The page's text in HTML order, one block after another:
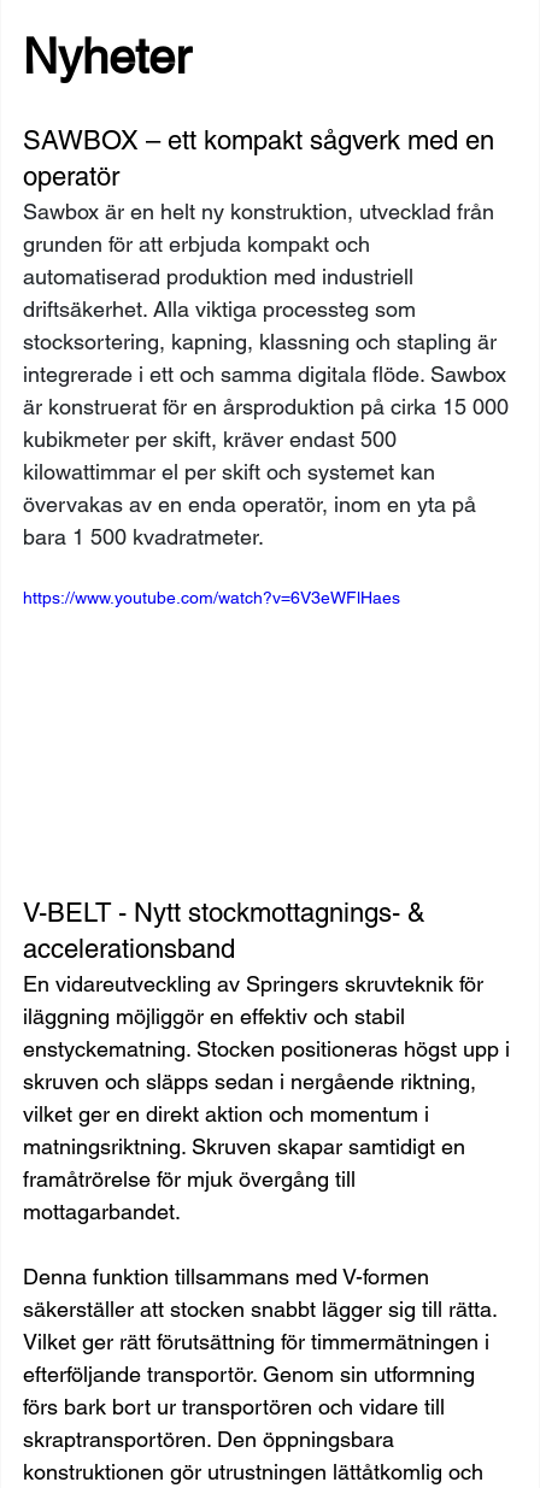
Nyheter
SAWBOX – ett kompakt sågverk med en
operatör
Sawbox är en helt ny konstruktion, utvecklad från
grunden för att erbjuda kompakt och
automatiserad produktion med industriell
driftsäkerhet. Alla viktiga processteg som
stocksortering, kapning, klassning och stapling är
integrerade i ett och samma digitala flöde. Sawbox
är konstruerat för en årsproduktion på cirka 15 000
kubikmeter per skift, kräver endast 500
kilowattimmar el per skift och systemet kan
övervakas av en enda operatör, inom en yta på
bara 1 500 kvadratmeter.
https://www.youtube.com/watch?v=6V3eWFlHaes
V-BELT - Nytt stockmottagnings- &
accelerationsband
En vidareutveckling av Springers skruvteknik för
iläggning möjliggör en effektiv och stabil
enstyckematning. Stocken positioneras högst upp i
skruven och släpps sedan i nergående riktning,
vilket ger en direkt aktion och momentum i
matningsriktning. Skruven skapar samtidigt en
framåtrörelse för mjuk övergång till
mottagarbandet.
Denna funktion tillsammans med V-formen
säkerställer att stocken snabbt lägger sig till rätta.
Vilket ger rätt förutsättning för timmermätningen i
efterföljande transportör. Genom sin utformning
förs bark bort ur transportören och vidare till
skraptransportören. Den öppningsbara
konstruktionen gör utrustningen lättåtkomlig och